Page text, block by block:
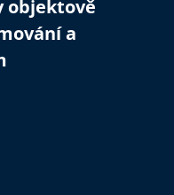
objektově
a